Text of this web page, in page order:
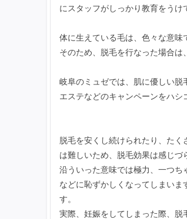
にスタッフがしっかり教育をうけ
体に生えている毛は、色々な意味
そのため、脱毛を行なった場合は
岐阜のミュゼでは、肌に優しい
エステなどのキャンペーンをハシ
脱毛を安くし続けられたり、た
は難しいため、脱毛効果は感じづ
沿ういった意味では極力、一つ
などに恥ずかしくなってしまい
す。
実際、妊娠をしてしまった際、脱